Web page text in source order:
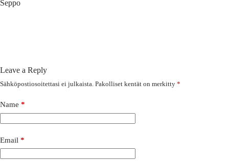
Seppo
Leave a Reply
Sähköpostiosoitettasi ei julkaista. Pakolliset kentät on merkitty *
Name *
Email *